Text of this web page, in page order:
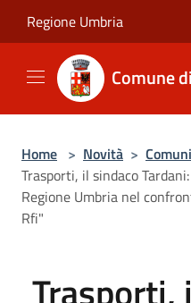
Regione Umbria
Comune
Home > Novità >
Trasporti, il sindaco
Regione Umbria nel
Rfi"